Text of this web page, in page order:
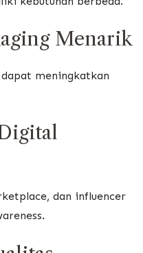
Menarik
meningkatkan
dan influencer